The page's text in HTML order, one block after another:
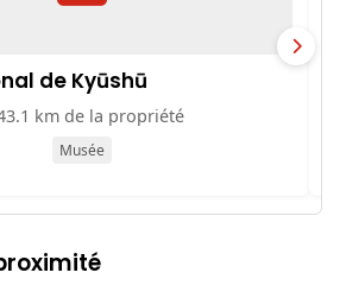
de Kyūshū
km de la propriété
Musée